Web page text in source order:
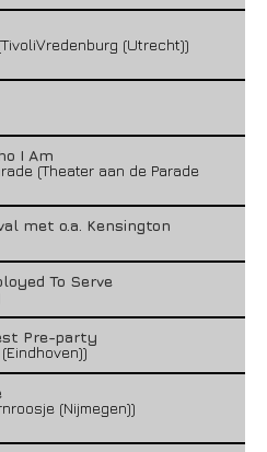
(Utrecht))
I Am
(Theater aan de Parade
met o.a. Kensington
To Serve
Pre-party
(Nijmegen))